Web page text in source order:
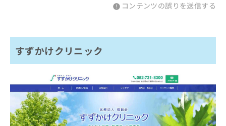
コンテンツの誤りを送信する
すずかけクリニック